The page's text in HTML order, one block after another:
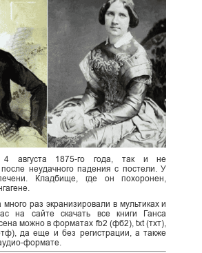
4 августа 1875-го года, так и не
после неудачного падения с постели. У
Кладбище, где он похоронен,
раз экранизировали в мультиках и
на сайте скачать все книги Ганса
можно в форматах fb2 (фб2), txt (тхт),
да еще и без регистрации, а также
формате.